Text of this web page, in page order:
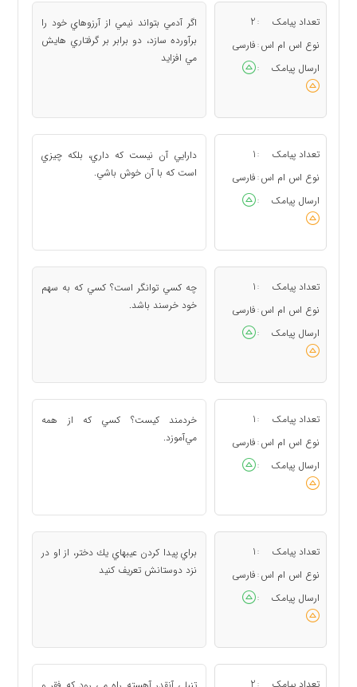
تعداد پیامک :
2
نوع اس ام اس : فارسی
ارسال پیامک
:
اگر آدمي بتواند نيمي از آرزوهاي خود را
برآورده سازد، دو برابر بر گرفتاري هايش
مي افزايد
تعداد پیامک :
1
نوع اس ام اس : فارسی
ارسال پیامک
:
دارايي آن نيست كه داري، بلكه چيزي
است كه با آن خوش باشي.
تعداد پیامک :
1
نوع اس ام اس : فارسی
ارسال پیامک
:
چه كسي توانگر است؟ كسي كه به سهم
خود خرسند باشد.
تعداد پیامک :
1
نوع اس ام اس : فارسی
ارسال پیامک
:
خردمند كيست؟ كسي كه از همه
مي‌آموزد.
تعداد پیامک :
1
نوع اس ام اس : فارسی
ارسال پیامک
:
براي پيدا كردن عيبهاي يك دختر، از او در
نزد دوستانش تعريف كنيد
: